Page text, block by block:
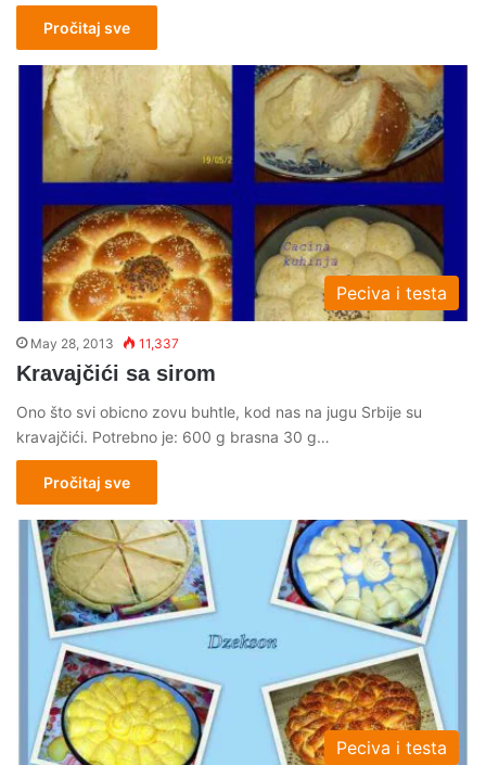
Pročitaj sve
Peciva i testa
May 28, 2013 11,337
Kravajčići sa sirom
Ono što svi obicno zovu buhtle, kod nas na jugu Srbije su
kravajčići. Potrebno je: 600 g brasna 30 g…
Pročitaj sve
Peciva i testa